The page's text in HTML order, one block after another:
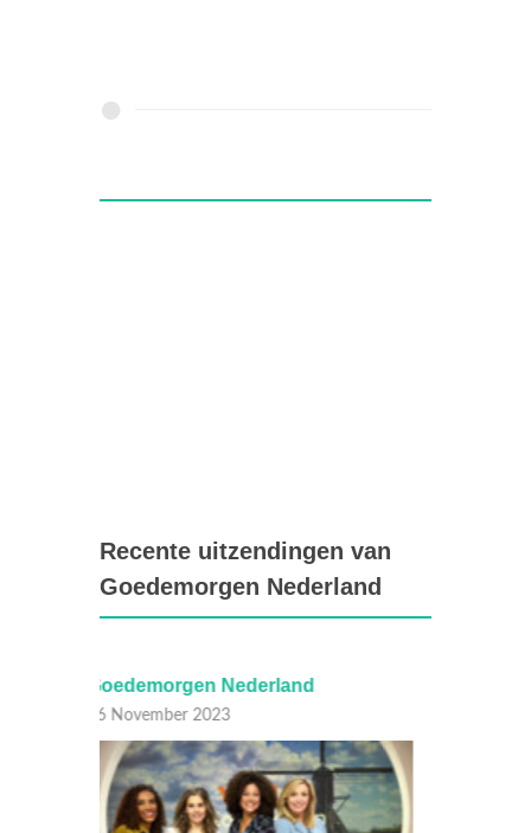
Recente uitzendingen van
Goedemorgen Nederland
Goedemorgen Nederland
06 November 2023